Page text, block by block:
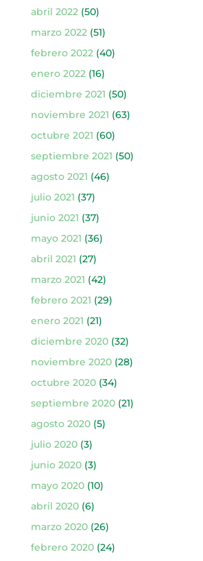
abril 2022(50)
marzo 2022(51)
febrero 2022(40)
enero 2022(16)
diciembre 2021 (50)
noviembre 2021 (63)
octubre 2021 (60)
septiembre 2021 (50)
agosto 2021 (46)
julio 2021 (37)
junio 2021 (37)
mayo 2021 (36)
abril 2021 (27)
marzo 2021 (42)
febrero 2021 (29)
enero 2021 (21)
diciembre 2020(32)
noviembre 2020(28)
octubre 2020(34)
septiembre 2020(21)
agosto 2020(5)
julio 2020(3)
junio 2020(3)
mayo 2020(10)
abril 2020(6)
marzo 2020(26)
febrero 2020(24)